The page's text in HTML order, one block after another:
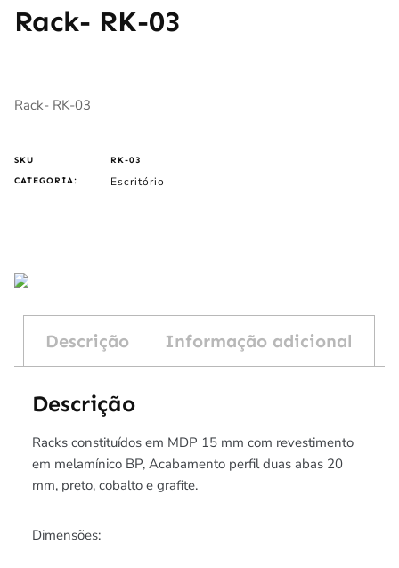
Rack- RK-03
Rack- RK-03
SKU
RK-03
CATEGORIA:
Escritório
Descrição Informação adicional
Descrição
Racks constituídos em MDP 15 mm com revestimento
em melamínico BP, Acabamento perfil duas abas 20
mm, preto, cobalto e grafite.
Dimensões: